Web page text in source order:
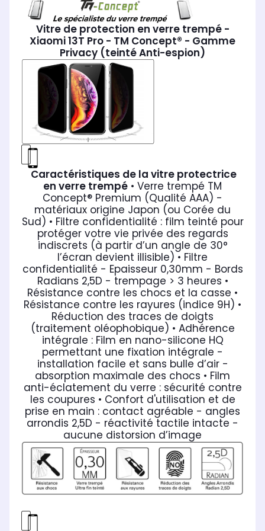
Vitre de protection en verre trempé -
Xiaomi 13T Pro - TM Concept® - Gamme
Privacy (teinté Anti-espion)
Caractéristiques de la vitre protectrice
en verre trempé • Verre trempé TM
Concept® Premium (Qualité AAA) -
matériaux origine Japon (ou Corée du
Sud) • Filtre confidentialité : film teinté pour
protéger votre vie privée des regards
indiscrets (à partir d’un angle de 30°
l’écran devient illisible) • Filtre
confidentialité - Epaisseur 0,30mm - Bords
Radians 2,5D - trempage > 3 heures •
Résistance contre les chocs et la casse •
Résistance contre les rayures (indice 9H) •
Réduction des traces de doigts
(traitement oléophobique) • Adhérence
intégrale : Film en nano-silicone HQ
permettant une fixation intégrale -
installation facile et sans bulle d’air -
absorption maximale des chocs • Film
anti-éclatement du verre : sécurité contre
les coupures • Confort d'utilisation et de
prise en main : contact agréable - angles
arrondis 2,5D - réactivité tactile intacte -
aucune distorsion d’image